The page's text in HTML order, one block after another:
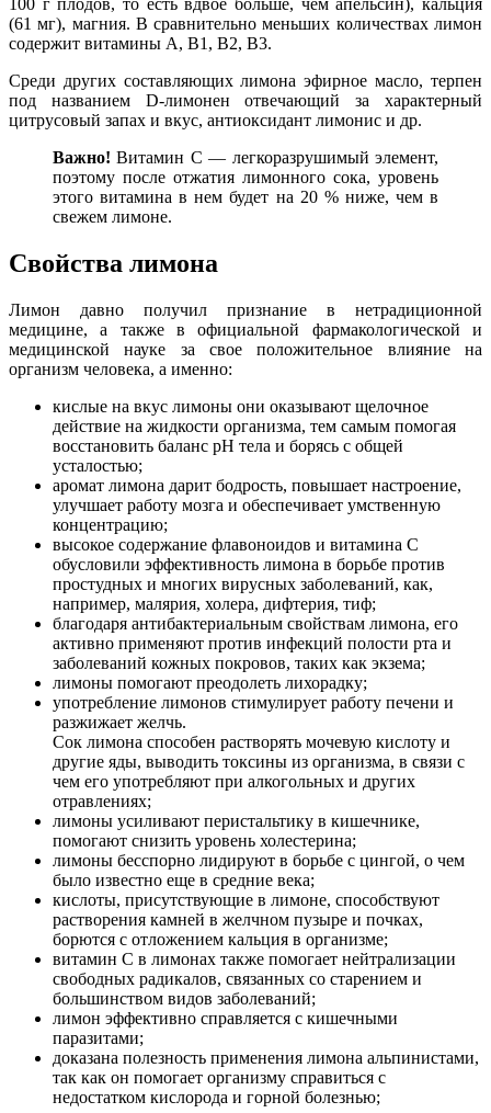
100 г плодов, то есть вдвое больше, чем апельсин), кальция
(61 мг), магния. В сравнительно меньших количествах лимон
содержит витамины А, В1, В2, В3.
Среди других составляющих лимона эфирное масло, терпен
под названием D-лимонен отвечающий за характерный
цитрусовый запах и вкус, антиоксидант лимонис и др.
Важно! Витамин С — легкоразрушимый элемент,
поэтому после отжатия лимонного сока, уровень
этого витамина в нем будет на 20 % ниже, чем в
свежем лимоне.
Свойства лимона
Лимон давно получил признание в нетрадиционной
медицине, а также в официальной фармакологической и
медицинской науке за свое положительное влияние на
организм человека, а именно:
кислые на вкус лимоны они оказывают щелочное
действие на жидкости организма, тем самым помогая
восстановить баланс рН тела и борясь с общей
усталостью;
аромат лимона дарит бодрость, повышает настроение,
улучшает работу мозга и обеспечивает умственную
концентрацию;
высокое содержание флавоноидов и витамина С
обусловили эффективность лимона в борьбе против
простудных и многих вирусных заболеваний, как,
например, малярия, холера, дифтерия, тиф;
благодаря антибактериальным свойствам лимона, его
активно применяют против инфекций полости рта и
заболеваний кожных покровов, таких как экзема;
лимоны помогают преодолеть лихорадку;
употребление лимонов стимулирует работу печени и
разжижает желчь.
Сок лимона способен растворять мочевую кислоту и
другие яды, выводить токсины из организма, в связи с
чем его употребляют при алкогольных и других
отравлениях;
лимоны усиливают перистальтику в кишечнике,
помогают снизить уровень холестерина;
лимоны бесспорно лидируют в борьбе с цингой, о чем
было известно еще в средние века;
кислоты, присутствующие в лимоне, способствуют
растворения камней в желчном пузыре и почках,
борются с отложением кальция в организме;
витамин С в лимонах также помогает нейтрализации
свободных радикалов, связанных со старением и
большинством видов заболеваний;
лимон эффективно справляется с кишечными
паразитами;
доказана полезность применения лимона альпинистами,
так как он помогает организму справиться с
недостатком кислорода и горной болезнью;